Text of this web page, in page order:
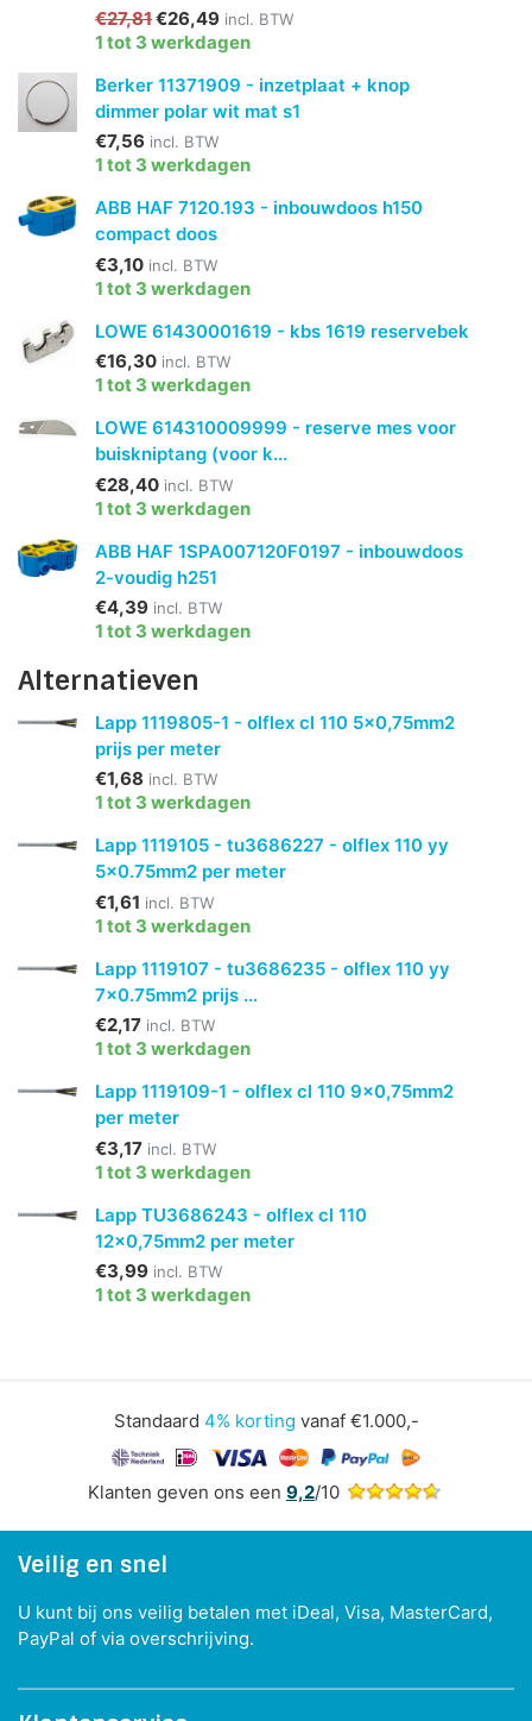
€27,81€26,49 incl. BTW
1 tot 3 werkdagen
Berker 11371909 - inzetplaat + knop
dimmer polar wit mat s1
€7,56 incl. BTW
1 tot 3 werkdagen
ABB HAF 7120.193 - inbouwdoos h150
compact doos
€3,10 incl. BTW
1 tot 3 werkdagen
LOWE 61430001619 - kbs 1619 reservebek
€16,30 incl. BTW
1 tot 3 werkdagen
LOWE 614310009999 - reserve mes voor
buiskniptang (voor k...
€28,40 incl. BTW
1 tot 3 werkdagen
ABB HAF 1SPA007120F0197 - inbouwdoos
2-voudig h251
€4,39 incl. BTW
1 tot 3 werkdagen
Alternatieven
Lapp 1119805-1 - olflex cl 110 5x0,75mm2
prijs per meter
€1,68 incl. BTW
1 tot 3 werkdagen
Lapp 1119105 - tu3686227 - olflex 110 yy
5x0.75mm2 per meter
€1,61 incl. BTW
1 tot 3 werkdagen
Lapp 1119107 - tu3686235 - olflex 110 yy
7x0.75mm2 prijs ...
€2,17 incl. BTW
1 tot 3 werkdagen
Lapp 1119109-1 - olflex cl 110 9x0,75mm2
per meter
€3,17 incl. BTW
1 tot 3 werkdagen
Lapp TU3686243 - olflex cl 110
12x0,75mm2 per meter
€3,99 incl. BTW
1 tot 3 werkdagen
Standaard 4% korting vanaf €1.000,-
Klanten geven ons een 9,2/10
Veilig en snel
U kunt bij ons veilig betalen met iDeal, Visa, MasterCard,
PayPal of via overschrijving.